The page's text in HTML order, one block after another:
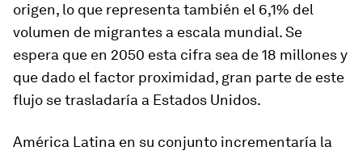
origen, lo que representa también el 6,1% del
volumen de migrantes a escala mundial. Se
espera que en 2050 esta cifra sea de 18 millones y
que dado el factor proximidad, gran parte de este
flujo se trasladaría a Estados Unidos.
América Latina en su conjunto incrementaría la